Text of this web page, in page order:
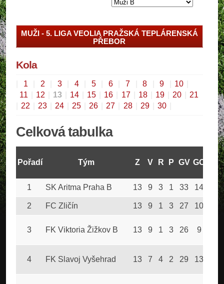
MUŽI - 5. LIGA VEOLIA PRAŽSKÁ TEPLÁRENSKÁ
PŘEBOR
Kola
1 2 3 4 5 6 7 8 9 10
11
12 13 14 15 16 17 18 19 20
21
22 23 24 25 26 27 28 29 30
Celková tabulka
Pořadí Tým Z V R P GV GO
1 SK Aritma Praha B 13 9 3 1 33 14 30
2 FC Zličín 13 9 1 3 27 10
3 FK Viktoria Žižkov B 13 9 1 3 26 9
4 FK Slavoj Vyšehrad 13 7 4 2 29 13